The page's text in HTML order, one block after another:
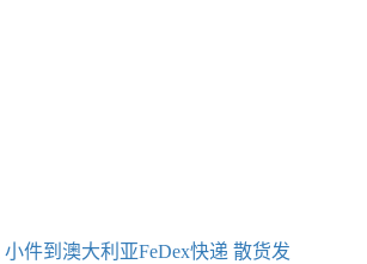
小件到澳大利亚FeDex快递 散货发